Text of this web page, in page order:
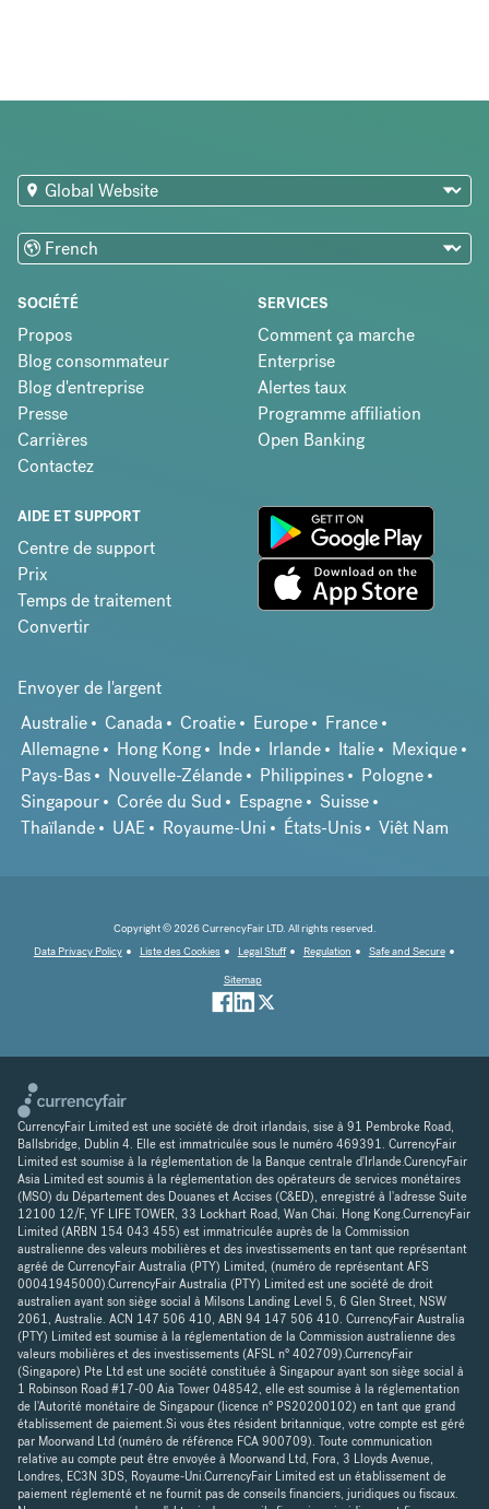
SOCIÉTÉ
Propos
Blog consommateur
Blog d'entreprise
Presse
Carrières
Contactez
SERVICES
Comment ça marche
Enterprise
Alertes taux
Programme affiliation
Open Banking
AIDE ET SUPPORT
Centre de support
Prix
Temps de traitement
Convertir
Envoyer de l'argent
Australie
Canada Croatie Europe
France
Allemagne
Hong Kong Inde Irlande Italie
Mexique
Pays-Bas
Nouvelle-Zélande Philippines
Pologne
Singapour
Corée du Sud Espagne
Suisse
Thaïlande
UAE Royaume-Uni États-Unis Viêt Nam
Copyright © 2026 CurrencyFair LTD. All rights reserved.
Data Privacy Policy
Liste des Cookies Legal Stuff Regulation
Safe and Secure
Sitemap
CurrencyFair Limited est une société de droit irlandais, sise à 91 Pembroke Road,
Ballsbridge, Dublin 4. Elle est immatriculée sous le numéro 469391. CurrencyFair
Limited est soumise à la réglementation de la Banque centrale d'Irlande.CurencyFair
Asia Limited est soumis à la réglementation des opérateurs de services monétaires
(MSO) du Département des Douanes et Accises (C&ED), enregistré à l'adresse Suite
12100 12/F, YF LIFE TOWER, 33 Lockhart Road, Wan Chai. Hong Kong.CurrencyFair
Limited (ARBN 154 043 455) est immatriculée auprès de la Commission
australienne des valeurs mobilières et des investissements en tant que représentant
agréé de CurrencyFair Australia (PTY) Limited, (numéro de représentant AFS
00041945000).CurrencyFair Australia (PTY) Limited est une société de droit
australien ayant son siège social à Milsons Landing Level 5, 6 Glen Street, NSW
2061, Australie. ACN 147 506 410, ABN 94 147 506 410. CurrencyFair Australia
(PTY) Limited est soumise à la réglementation de la Commission australienne des
valeurs mobilières et des investissements (AFSL n° 402709).CurrencyFair
(Singapore) Pte Ltd est une société constituée à Singapour ayant son siège social à
1 Robinson Road #17-00 Aia Tower 048542, elle est soumise à la réglementation
de l'Autorité monétaire de Singapour (licence n° PS20200102) en tant que grand
établissement de paiement.Si vous êtes résident britannique, votre compte est géré
par Moorwand Ltd (numéro de référence FCA 900709). Toute communication
relative au compte peut être envoyée à Moorwand Ltd, Fora, 3 Lloyds Avenue,
Londres, EC3N 3DS, Royaume-Uni.CurrencyFair Limited est un établissement de
paiement réglementé et ne fournit pas de conseils financiers, juridiques ou fiscaux.